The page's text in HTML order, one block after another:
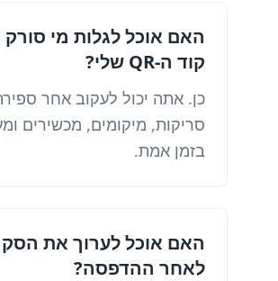
האם אוכל לגלות מי
קוד ה-QR שלי?
כן. אתה יכול לעקוב אחר
סריקות, מיקומים, מכשירים
בזמן אמת.
האם אוכל לערוך את
לאחר ההדפסה?